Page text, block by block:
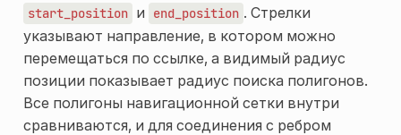
start_position и end_position . Стрелки
указывают направление, в котором можно
перемещаться по ссылке, а видимый радиус
позиции показывает радиус поиска полигонов.
Все полигоны навигационной сетки внутри
сравниваются, и для соединения с ребром